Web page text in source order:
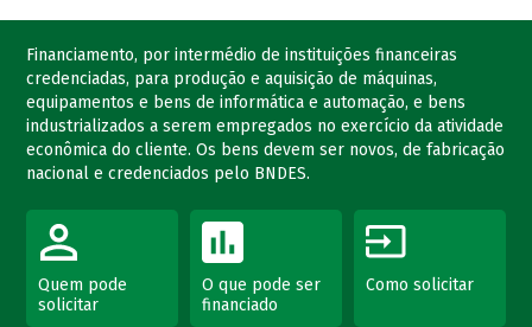
Financiamento, por intermédio de instituições financeiras
credenciadas, para produção e aquisição de máquinas,
equipamentos e bens de informática e automação, e bens
industrializados a serem empregados no exercício da atividade
econômica do cliente. Os bens devem ser novos, de fabricação
nacional e credenciados pelo BNDES.
Quem pode
solicitar
O que pode ser
financiado
Como solicitar